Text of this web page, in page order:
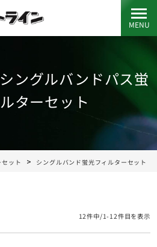
MENU
ングルバンドパス蛍
ターセット
ット シングルバンド蛍光フィルターセット
12件中/1-12件目を表示